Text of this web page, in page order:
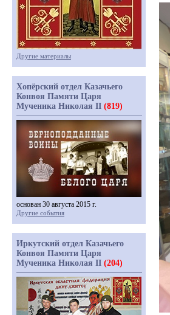
Другие материалы
Хопёрский отдел Казачьего
Конвоя Памяти Царя
Мученика Николая II (819)
основан 30 августа 2015 г.
Другие события
Иркутский отдел Казачьего
Конвоя Памяти Царя
Мученика Николая II (204)